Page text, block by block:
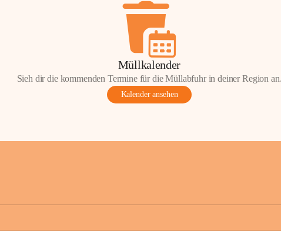
Müllkalender
Sieh dir die kommenden Termine für die Müllabfuhr in deiner Region
Kalender ansehen